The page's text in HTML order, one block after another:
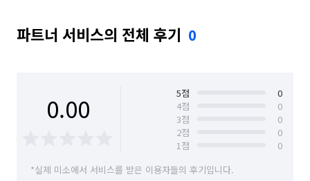
서울 광진구 서울 구로구 서울 금천구
서울 영등포구
서울 종로구
파트너 서비스의 전체 후기 0
0.00 5점
0
4점
0
3점
0
2점
0
1점
0
*실제 미소에서 서비스를 받은 이용자들의 후기입니다.